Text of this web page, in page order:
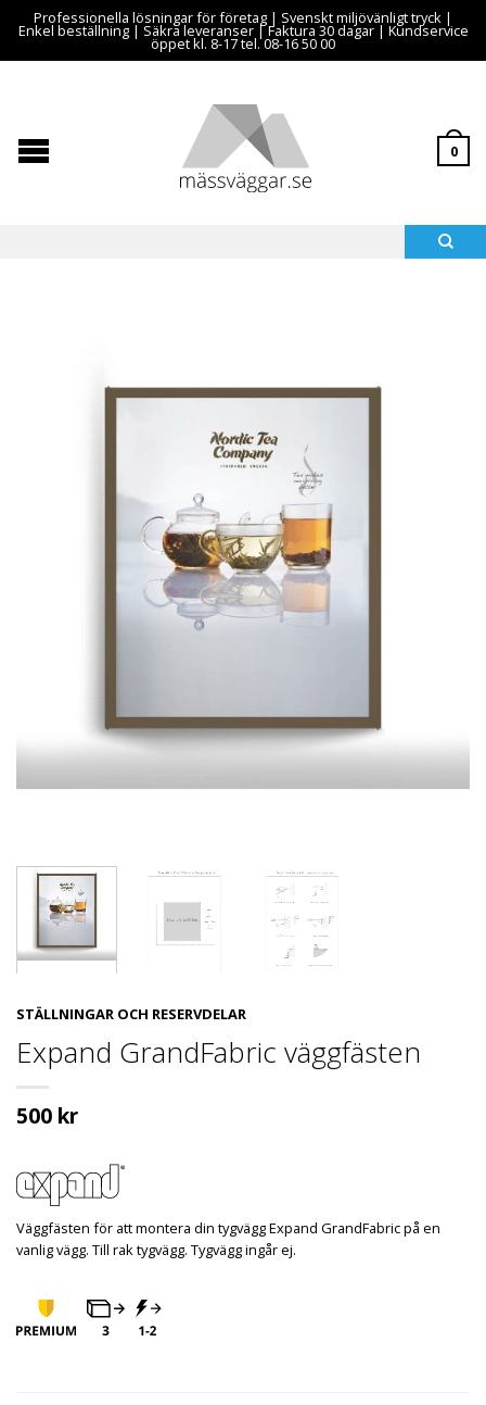
Professionella lösningar för företag | Svenskt miljövänligt tryck |
Enkel beställning | Säkra leveranser | Faktura 30 dagar | Kundservice
öppet kl. 8-17 tel. 08-16 50 00
0
STÄLLNINGAR OCH RESERVDELAR
Expand GrandFabric väggfästen
500 kr
Väggfästen för att montera din tygvägg Expand GrandFabric på en
vanlig vägg. Till rak tygvägg. Tygvägg ingår ej.